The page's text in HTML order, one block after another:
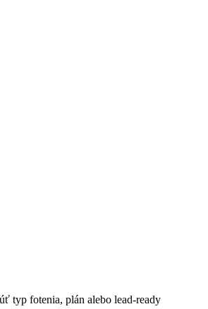
typ fotenia, plán alebo lead-ready